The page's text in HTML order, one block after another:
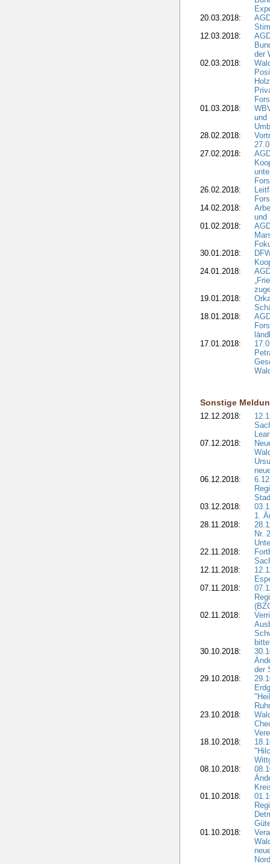
20.03.2018:
12.03.2018:
der
02.03.2018:
01.03.2018:
und
28.02.2018:
27.02.2018:
26.02.2018:
14.02.2018:
und
01.02.2018:
30.01.2018:
24.01.2018:
19.01.2018:
18.01.2018:
17.01.2018:
Sonstige
12.12.2018:
07.12.2018:
06.12.2018:
03.12.2018:
1.
28.11.2018:
Nr.
22.11.2018:
12.11.2018:
07.11.2018:
02.11.2018:
30.10.2018:
der
29.10.2018:
23.10.2018:
18.10.2018:
08.10.2018:
01.10.2018:
01.10.2018: